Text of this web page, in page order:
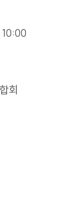
회